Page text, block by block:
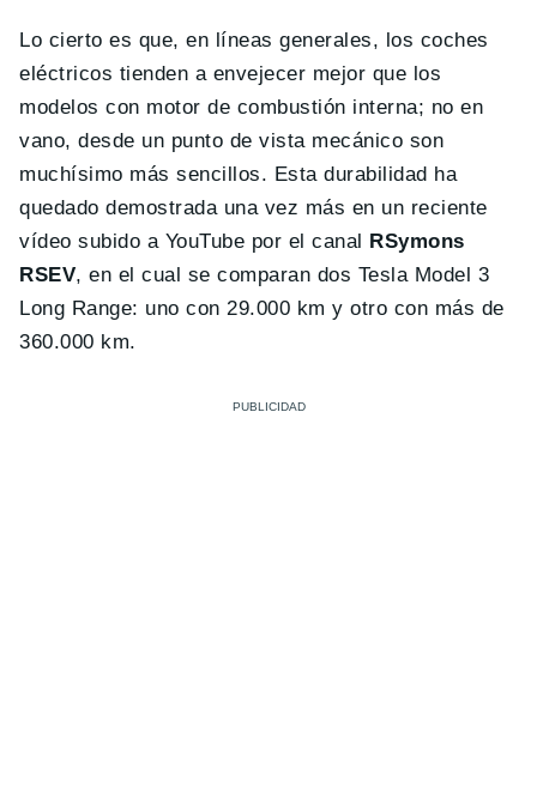
Lo cierto es que, en líneas generales, los coches
eléctricos tienden a envejecer mejor que los
modelos con motor de combustión interna; no en
vano, desde un punto de vista mecánico son
muchísimo más sencillos. Esta durabilidad ha
quedado demostrada una vez más en un reciente
vídeo subido a YouTube por el canal
RSymons
RSEV, en el cual se comparan dos Tesla Model 3
Long Range: uno con 29.000 km y otro con más de
360.000 km.